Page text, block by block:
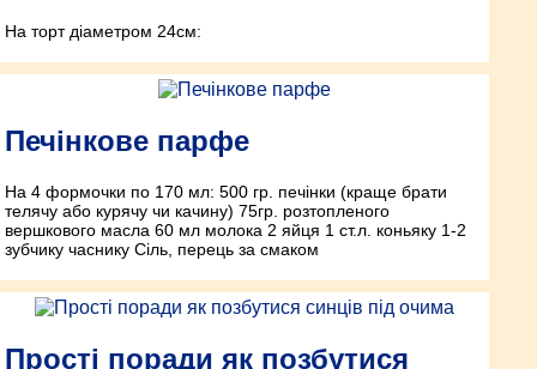
На торт діаметром 24см:
Печінкове парфе
На 4 формочки по 170 мл: 500 гр. печінки (краще брати
телячу або курячу чи качину) 75гр. розтопленого
вершкового масла 60 мл молока 2 яйця 1 ст.л. коньяку 1-2
зубчику часнику Сіль, перець за смаком
Прості поради як позбутися